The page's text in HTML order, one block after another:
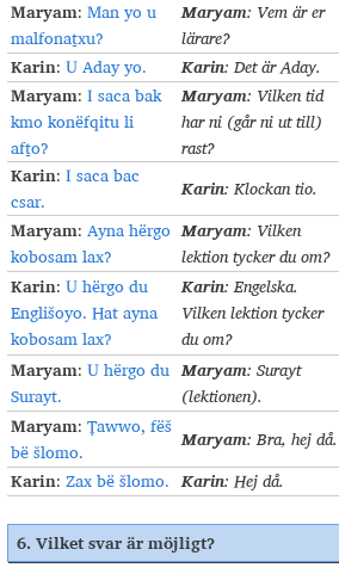
Maryam:Man yo u
malfonaṯxu?
Maryam: Vem är er
lärare?
Karin:U Aday yo. Karin:Det är Aday.
Maryam:I saca bak
kmo konëfqitu li
afṯo?
Maryam: Vilken tid
har ni (går ni ut till)
rast?
Karin:I saca bac
csar.
Karin:Klockan tio.
Maryam:Ayna hërgo
kobosam lax?
Maryam: Vilken
lektion tycker du om?
Karin:U hërgo du
Englišoyo. Hat ayna
kobosam lax?
Karin:Engelska.
Vilken lektion tycker
du om?
Maryam:U hërgo du
Surayt.
Maryam:Surayt
(lektionen).
Maryam:Ṭawwo, fëš
bë šlomo.
Maryam:Bra, hej då.
Karin:Zax bë šlomo. Karin:Hej då.
6. Vilket svar är möjligt?